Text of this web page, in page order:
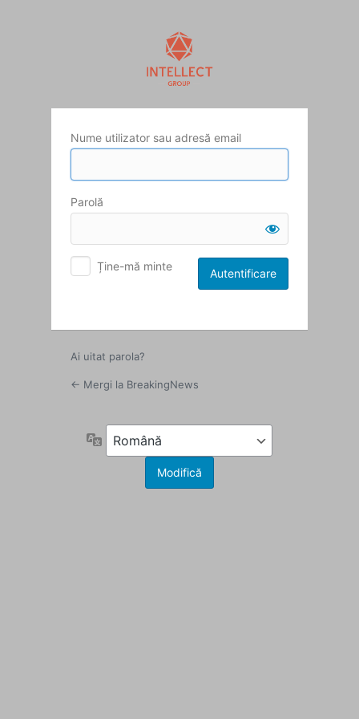
Nume utilizator sau adresă email
Parolă
Ține-mă minte
Ai uitat parola?
← Mergi la BreakingNews
Limbă